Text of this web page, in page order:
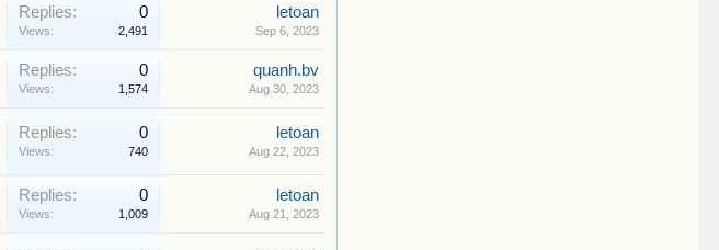
Replies: 0
Views: 2,491
letoan
Sep 6, 2023
Replies: 0
Views: 1,574
quanh.bv
Aug 30, 2023
Replies: 0
Views: 740
letoan
Aug 22, 2023
Replies: 0
Views: 1,009
letoan
Aug 21, 2023